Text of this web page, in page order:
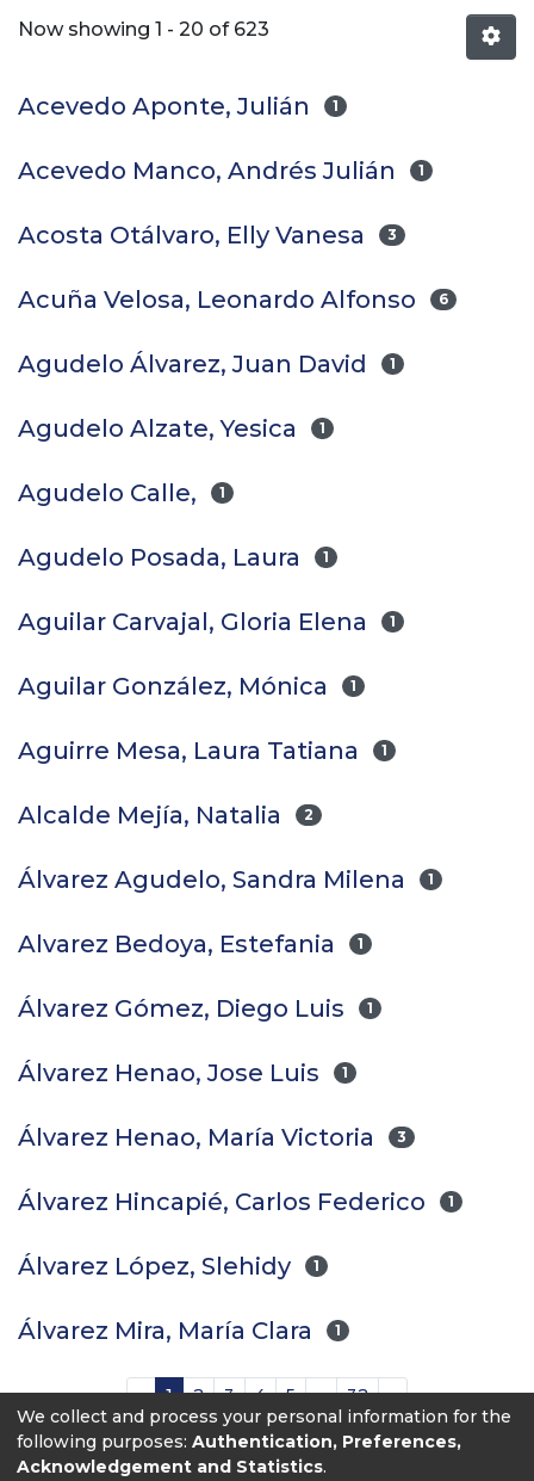
Now showing 1 - 20 of 623
Acevedo Aponte, Julián 1
Acevedo Manco, Andrés Julián 1
Acosta Otálvaro, Elly Vanesa 3
Acuña Velosa, Leonardo Alfonso 6
Agudelo Álvarez, Juan David 1
Agudelo Alzate, Yesica 1
Agudelo Calle, 1
Agudelo Posada, Laura 1
Aguilar Carvajal, Gloria Elena 1
Aguilar González, Mónica 1
Aguirre Mesa, Laura Tatiana 1
Alcalde Mejía, Natalia 2
Álvarez Agudelo, Sandra Milena 1
Alvarez Bedoya, Estefania 1
Álvarez Gómez, Diego Luis 1
Álvarez Henao, Jose Luis 1
Álvarez Henao, María Victoria 3
Álvarez Hincapié, Carlos Federico 1
Álvarez López, Slehidy 1
Álvarez Mira, María Clara 1
« 1(current)
2 3 4 5 ... 32
»
We collect and process your personal information for the
following purposes: Authentication, Preferences,
Acknowledgement and Statistics.